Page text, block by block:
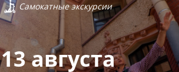
Самокатные экскурсии
13 августа